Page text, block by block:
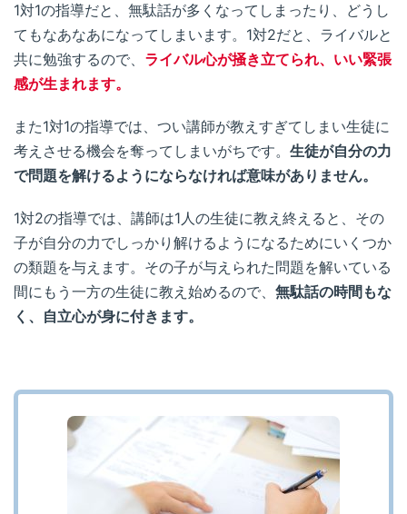
1対1の指導だと、無駄話が多くなってしまったり、どうし
てもなあなあになってしまいます。1対2だと、ライバルと
共に勉強するので、 ライバル心が掻き立てられ、いい緊張
感が生まれます。
また1対1の指導では、つい講師が教えすぎてしまい生徒に
考えさせる機会を奪ってしまいがちです。 生徒が自分の力
で問題を解けるようにならなければ意味がありません。
1対2の指導では、講師は1人の生徒に教え終えると、その
子が自分の力でしっかり解けるようになるためにいくつか
の類題を与えます。その子が与えられた問題を解いている
間にもう一方の生徒に教え始めるので、 無駄話の時間もな
く、自立心が身に付きます。